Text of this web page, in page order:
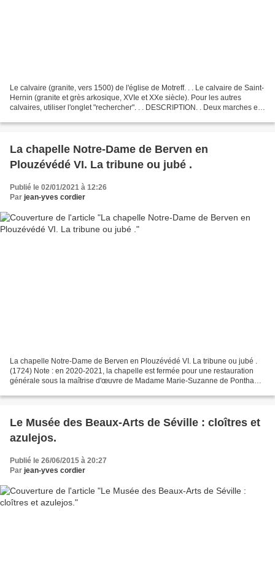
Le calvaire (granite, vers 1500) de l'église de Motreff. . . Le calvaire de Saint-
Hernin (granite et grès arkosique, XVIe et XXe siècle). Pour les autres
calvaires, utiliser l'onglet "rechercher". . . DESCRIPTION. . Deux marches en
La chapelle Notre-Dame de Berven en
Plouzévédé VI. La tribune ou jubé .
Publié le 02/01/2021 à 12:26
Par jean-yves cordier
La chapelle Notre-Dame de Berven en Plouzévédé VI. La tribune ou jubé .
(1724) Note : en 2020-2021, la chapelle est fermée pour une restauration
générale sous la maîtrise d'œuvre de Madame Marie-Suzanne de Ponthaud.
Le Musée des Beaux-Arts de Séville : cloîtres et
azulejos.
Publié le 26/06/2015 à 20:27
Par jean-yves cordier